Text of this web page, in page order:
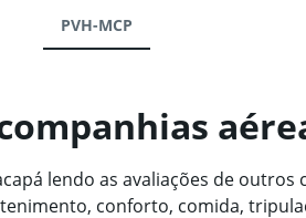
PVH-MCP
lendo as avaliações de
conforto, comida,